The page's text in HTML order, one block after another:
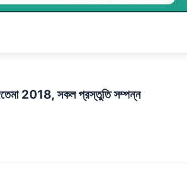
2018, সকল প্রস্তুতি সম্পন্ন